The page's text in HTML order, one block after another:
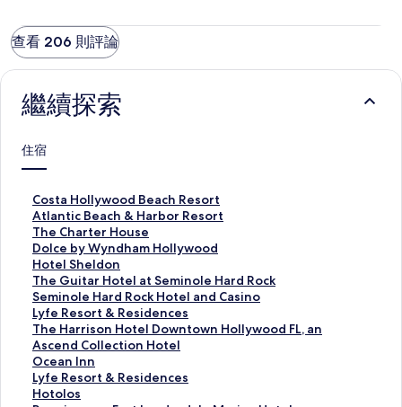
查看 206 則評論
繼續探索
住宿
Costa Hollywood Beach Resort
C
o
s
t
a
H
o
l
l
y
w
o
o
Atlantic Beach & Harbor Resort
A
t
l
a
n
t
i
c
B
e
a
c
The Charter House
T
h
e
C
h
a
r
t
e
r
H
Dolce by Wyndham Hollywood
D
o
l
c
e
b
y
W
y
n
Hotel Sheldon
H
o
t
e
l
S
h
e
l
The Guitar Hotel at Seminole Hard Rock
T
h
e
G
u
i
t
a
Seminole Hard Rock Hotel and Casino
S
e
m
i
n
o
l
Lyfe Resort & Residences
L
y
f
e
R
e
The Harrison Hotel Downtown Hollywood FL, an
Ascend Collection Hotel
T
h
e
H
a
Ocean Inn
O
c
e
Lyfe Resort & Residences
L
y
Hotolos
H